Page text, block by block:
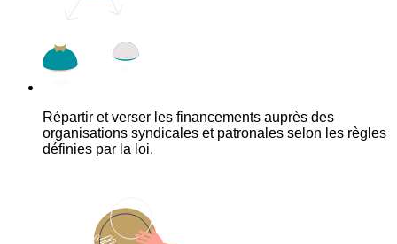
Répartir et verser les financements auprès des
organisations syndicales et patronales selon les règles
définies par la loi.